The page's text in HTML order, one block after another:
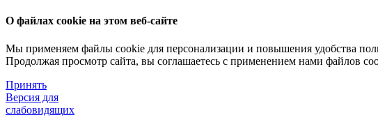
О файлах cookie на этом веб-сайте
Мы применяем файлы cookie для персонализации и повышения удобства
Продолжая просмотр сайта, вы соглашаетесь с применением нами файлов
Принять
Версия для
слабовидящих